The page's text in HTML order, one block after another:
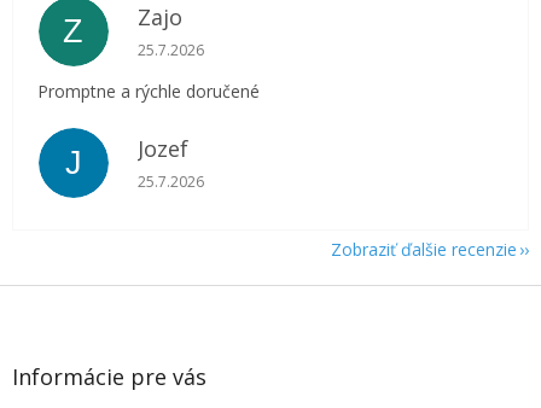
Z Zajo
Hodnotenie obchodu je 5 z 5 hviezdičiek.
25.7.2026
Promptne a rýchle doručené
J Jozef
Hodnotenie obchodu je 5 z 5 hviezdičiek.
25.7.2026
Zobraziť ďalšie recenzie
Z
Informácie pre vás